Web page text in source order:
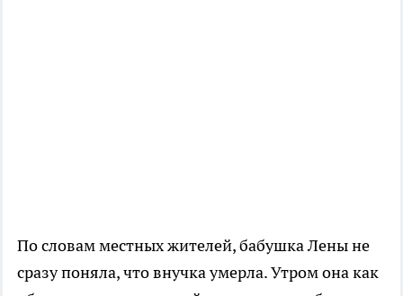
По словам местных жителей, бабушка Лены не
сразу поняла, что внучка умерла. Утром она как